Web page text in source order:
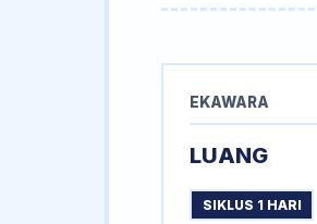
EKAWARA
LUANG
SIKLUS 1 HARI